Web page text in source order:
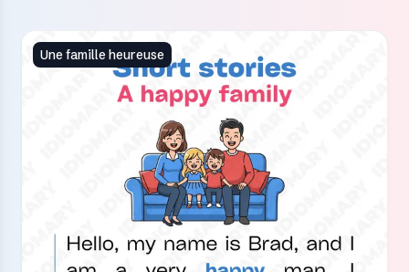
Une famille heureuse